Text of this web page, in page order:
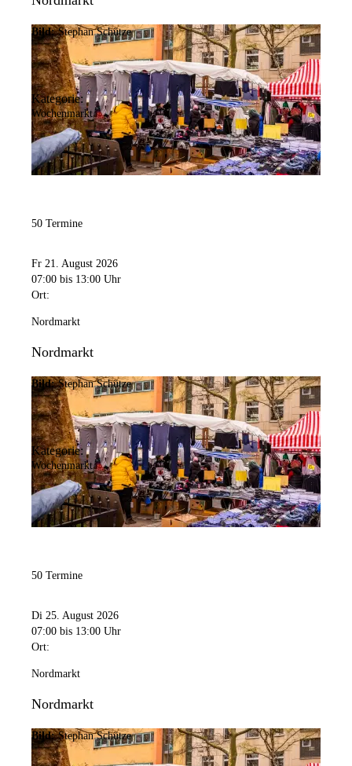
Bild: Stephan Schütze
Kategorie:
Wochenmarkt
50 Termine
Fr 21. August 2026
07:00 bis 13:00 Uhr
Ort:
Nordmarkt
Nordmarkt
Bild: Stephan Schütze
Kategorie:
Wochenmarkt
50 Termine
Di 25. August 2026
07:00 bis 13:00 Uhr
Ort:
Nordmarkt
Nordmarkt
Bild: Stephan Schütze